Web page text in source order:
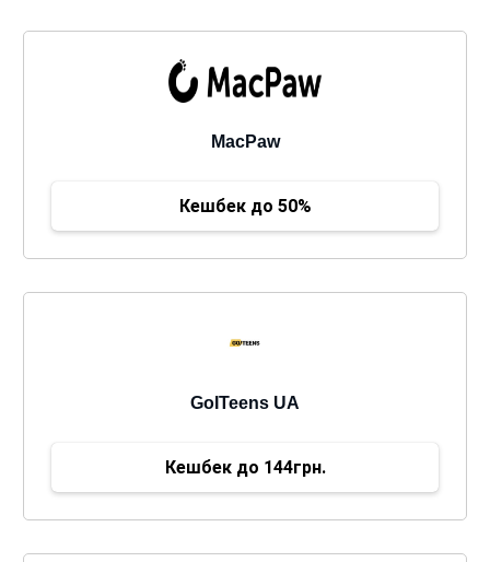
MacPaw
Кешбек до 50%
GoITeens UA
Кешбек до 144грн.